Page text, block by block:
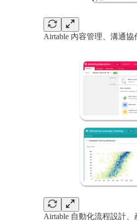
Airtable 內容管理、溝通
Airtable 自動化流程設計